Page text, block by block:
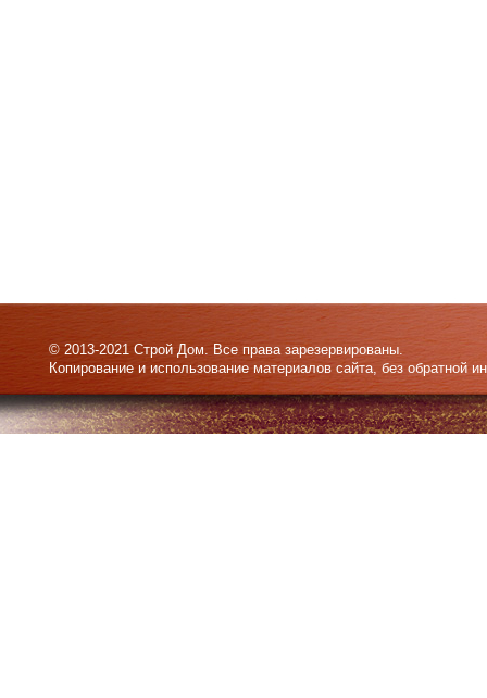
© 2013-2021 Строй Дом. Все права зарезервированы.
Копирование и использование материалов сайта, без обратной